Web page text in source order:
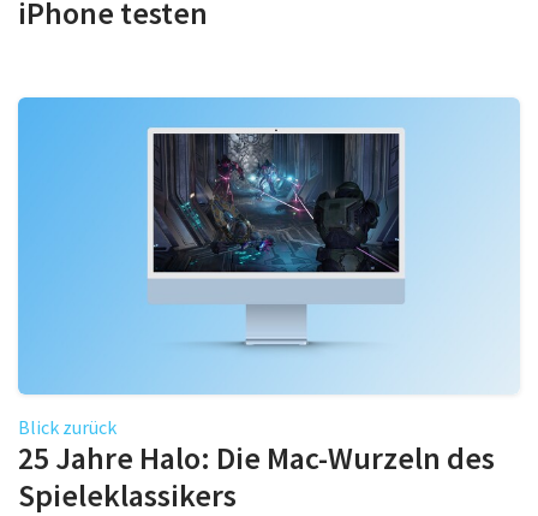
iPhone testen
Blick zurück
25 Jahre Halo: Die Mac-Wurzeln des
Spieleklassikers